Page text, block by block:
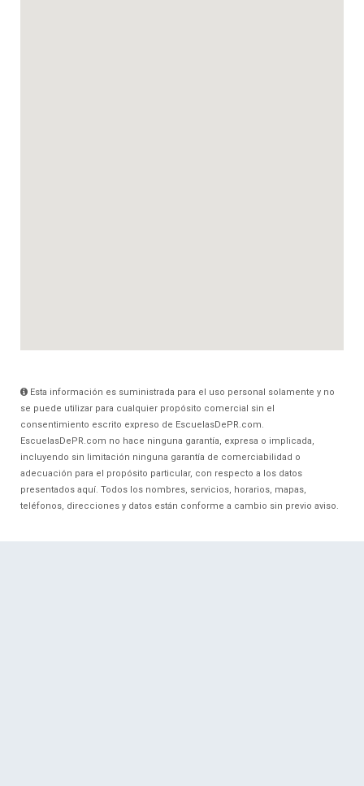
Esta información es suministrada para el uso personal solamente y no
se puede utilizar para cualquier propósito comercial sin el
consentimiento escrito expreso de EscuelasDePR.com.
EscuelasDePR.com no hace ninguna garantía, expresa o implicada,
incluyendo sin limitación ninguna garantía de comerciabilidad o
adecuación para el propósito particular, con respecto a los datos
presentados aquí. Todos los nombres, servicios, horarios, mapas,
teléfonos, direcciones y datos están conforme a cambio sin previo aviso.